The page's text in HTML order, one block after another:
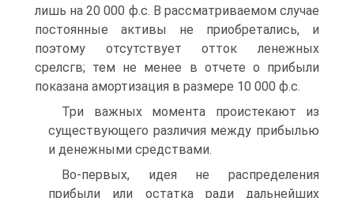
лишь на 20 000 ф.с. В рассматриваемом случае
постоянные активы не приобретались, и
поэтому отсутствует отток ленежных
срелсгв; тем не менее в отчете о прибыли
показана амортизация в размере 10 000 ф.с.
Три важных момента проистекают из
существующего различия между прибылью
и денежными средствами.
Во-первых, идея не распределения
прибыли или остатка ради дальнейших